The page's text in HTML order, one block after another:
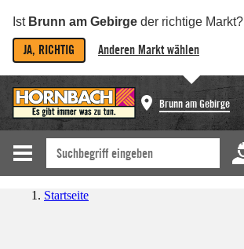
Ist Brunn am Gebirge der richtige Markt?
JA, RICHTIG Anderen Markt wählen
Brunn am Gebirge
Startseite